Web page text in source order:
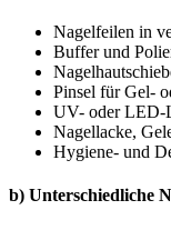
Nagelfeilen in
Buffer und
Pinsel für Gel-
UV- oder LED-
Nagellacke,
Hygiene- und
b) Unterschiedliche